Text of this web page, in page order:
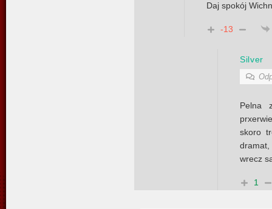
Daj spokój
-13
Silver
Pelna
skoro
wrecz
1